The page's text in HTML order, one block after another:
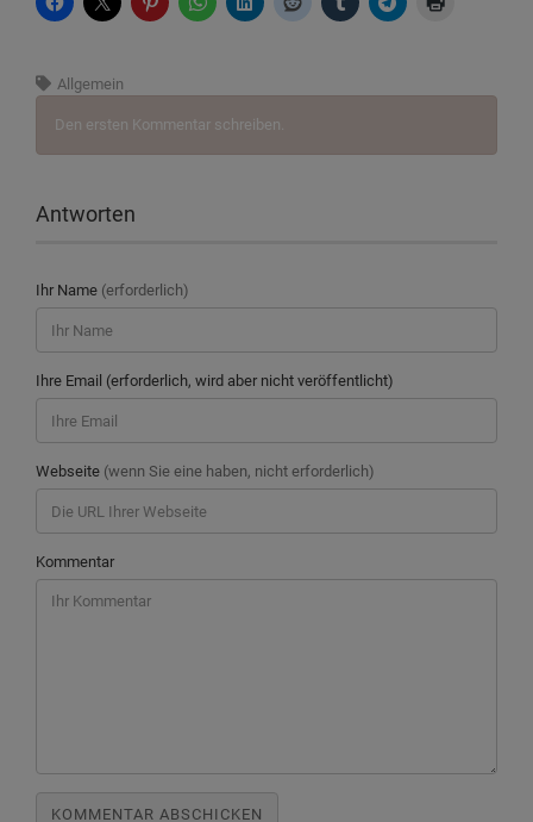
Allgemein
Den ersten Kommentar schreiben.
Antworten
Ihr Name (erforderlich)
Ihre Email (erforderlich, wird aber nicht veröffentlicht)
Webseite (wenn Sie eine haben, nicht erforderlich)
Kommentar